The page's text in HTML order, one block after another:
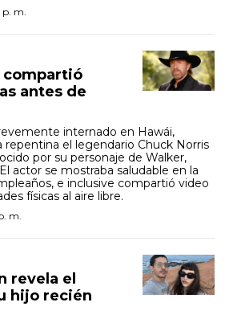
m.
compartió
antes de
internado en Hawái,
repentina el legendario Chuck Norris
por su personaje de Walker,
actor se mostraba saludable en la
e inclusive compartió video
físicas al aire libre.
m.
revela el
hijo recién